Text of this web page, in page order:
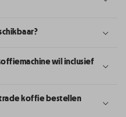
wil inclusief
koffie bestellen